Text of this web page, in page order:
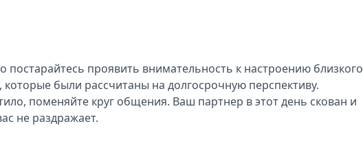
проявить внимательность к настроению близкого
были рассчитаны на долгосрочную перспективу.
поменяйте круг общения. Ваш партнер в этот день скован и
не раздражает.